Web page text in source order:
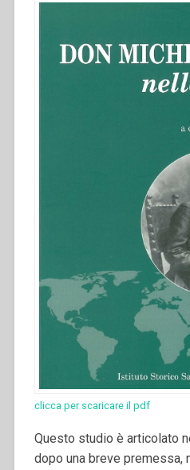
clicca per scaricare il pdf
Questo studio è articolato
dopo una breve premessa,